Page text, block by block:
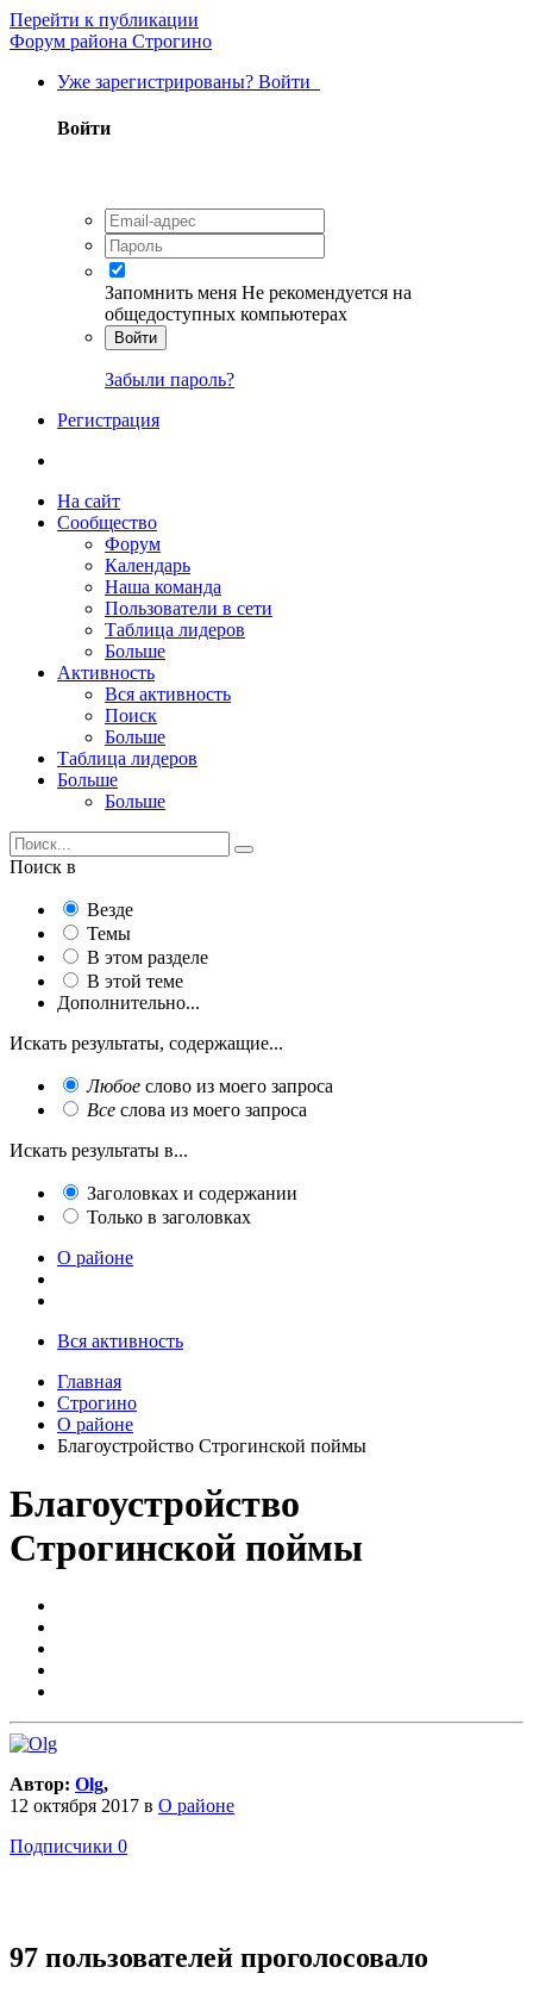
Перейти к публикации
Форум района Строгино
Уже зарегистрированы? Войти
Войти
Запомнить меня Не рекомендуется на
общедоступных компьютерах
Войти
Забыли пароль?
Регистрация
На сайт
Сообщество
Форум
Календарь
Наша команда
Пользователи в сети
Таблица лидеров
Больше
Активность
Вся активность
Поиск
Больше
Таблица лидеров
Больше
Больше
Поиск в
Везде
Темы
В этом разделе
В этой теме
Дополнительно...
Искать результаты, содержащие...
Любое слово из моего запроса
Все слова из моего запроса
Искать результаты в...
Заголовках и содержании
Только в заголовках
О районе
Вся активность
Главная
Строгино
О районе
Благоустройство Строгинской поймы
Благоустройство
Строгинской поймы
Автор: Olg,
12 октября 2017 в О районе
Подписчики 0
97 пользователей проголосовало